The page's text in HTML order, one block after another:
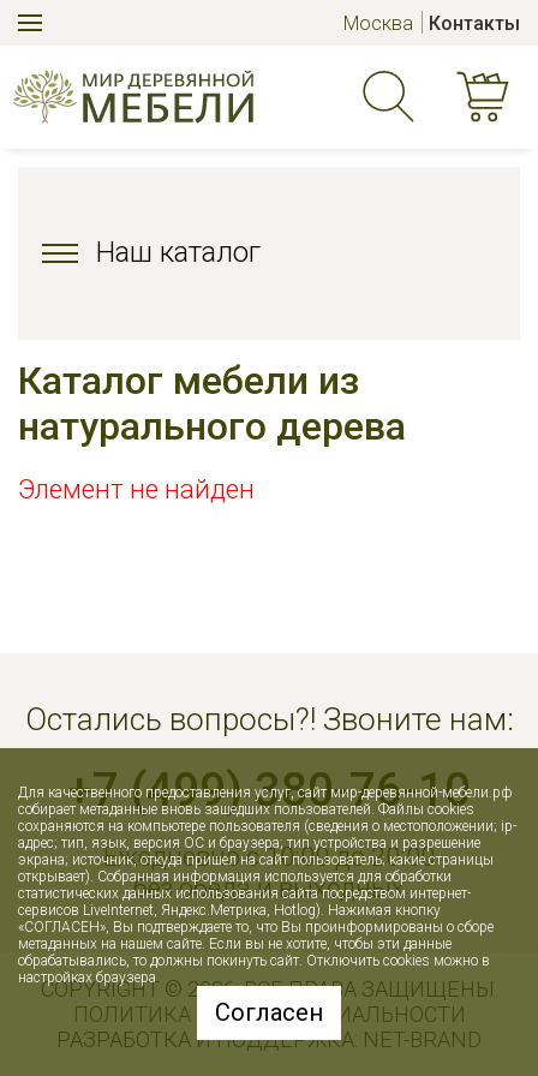
Москва Контакты
Наш каталог
Каталог мебели из
натурального дерева
Элемент не найден
Остались вопросы?! Звоните нам:
+7 (499) 380-76-10
Ежедневно с 10:00 до 20:00
без обеда и выходных
COPYRIGHT © 2026. ВСЕ ПРАВА ЗАЩИЩЕНЫ.
ПОЛИТИКА КОНФИДЕНЦИАЛЬНОСТИ
РАЗРАБОТКА И ПОДДЕРЖКА: NET-BRAND
Для качественного предоставления услуг, сайт мир-деревянной-мебели.рф
собирает метаданные вновь зашедших пользователей. Файлы cookies
сохраняются на компьютере пользователя (сведения о местоположении; ip-
адрес; тип, язык, версия ОС и браузера; тип устройства и разрешение
экрана; источник, откуда пришел на сайт пользователь; какие страницы
открывает). Собранная информация используется для обработки
статистических данных использования сайта посредством интернет-
сервисов LiveInternet, Яндекс.Метрика, Hotlog). Нажимая кнопку
«СОГЛАСЕН», Вы подтверждаете то, что Вы проинформированы о сборе
метаданных на нашем сайте. Если вы не хотите, чтобы эти данные
обрабатывались, то должны покинуть сайт. Отключить cookies можно в
настройках браузера
Согласен